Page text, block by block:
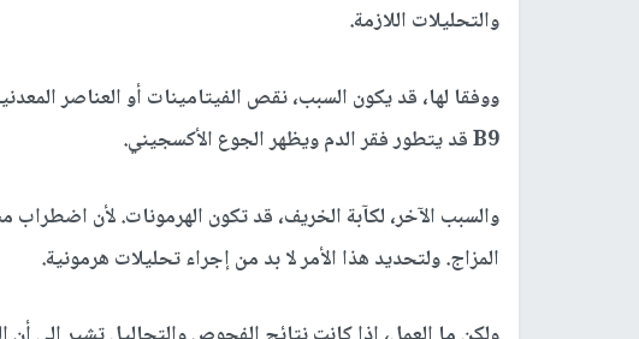
والتحليلات اللازمة.
B9 قد يتطور فقر الدم ويظهر الجوع الأكسجيني.
والسبب الآخر، لكآبة الخريف، قد تكون الهرمونات. لأن
المزاج. ولتحديد هذا الأمر لا بد من إجراء تحليلات هرمونية.